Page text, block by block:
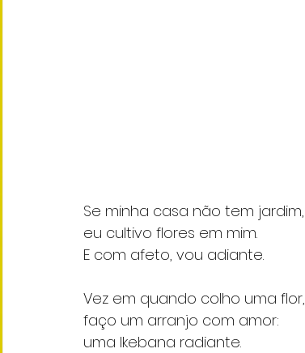
Se minha casa não tem jardim,
eu cultivo flores em mim.
E com afeto, vou adiante.
Vez em quando colho uma flor,
faço um arranjo com amor:
uma Ikebana radiante.